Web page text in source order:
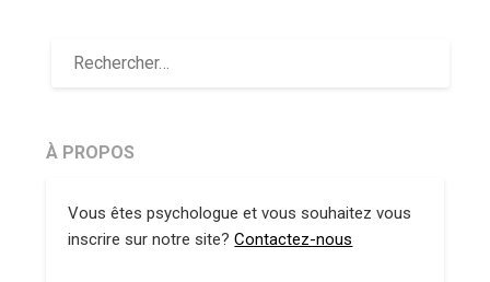
À PROPOS
Vous êtes psychologue et vous souhaitez vous
inscrire sur notre site?Contactez-nous